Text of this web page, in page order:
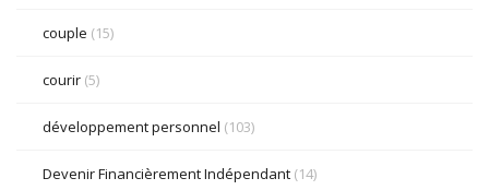
couple (15)
courir (5)
développement personnel (103)
Devenir Financièrement Indépendant (14)